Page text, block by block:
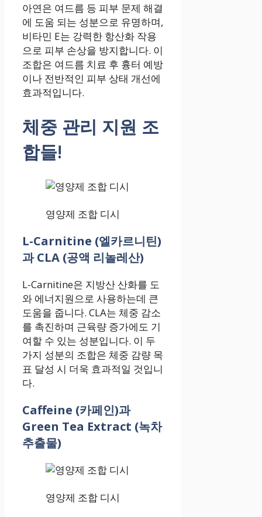
아연은 여드름 등 피부 문제 해결
에 도움 되는 성분으로 유명하며,
비타민 E는 강력한 항산화 작용
으로 피부 손상을 방지합니다. 이
조합은 여드름 치료 후 흉터 예방
이나 전반적인 피부 상태 개선에
효과적입니다.
체중 관리 지원 조
합들!
영양제 조합 디시
L-Carnitine (엘카르니틴)
과 CLA (공액 리놀레산)
L-Carnitine은 지방산 산화를 도
와 에너지원으로 사용하는데 큰
도움을 줍니다. CLA는 체중 감소
를 촉진하며 근육량 증가에도 기
여할 수 있는 성분입니다. 이 두
가지 성분의 조합은 체중 감량 목
표 달성 시 더욱 효과적일 것입니
다.
Caffeine (카페인)과
Green Tea Extract (녹차
추출물)
영양제 조합 디시